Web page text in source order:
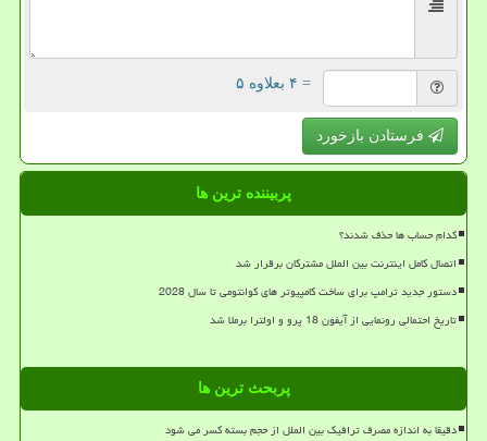
= ۴ بعلاوه ۵
فرستادن بازخورد
پربیننده ترین ها
کدام حساب ها حذف شدند؟
اتصال کامل اینترنت بین الملل مشترکان برقرار شد
دستور جدید ترامپ برای ساخت کامپیوتر های کوانتومی تا سال 2028
تاریخ احتمالی رونمایی از آیفون 18 پرو و اولترا برملا شد
پربحث ترین ها
دقیقا به اندازه مصرف ترافیک بین الملل از حجم بسته کسر می شود